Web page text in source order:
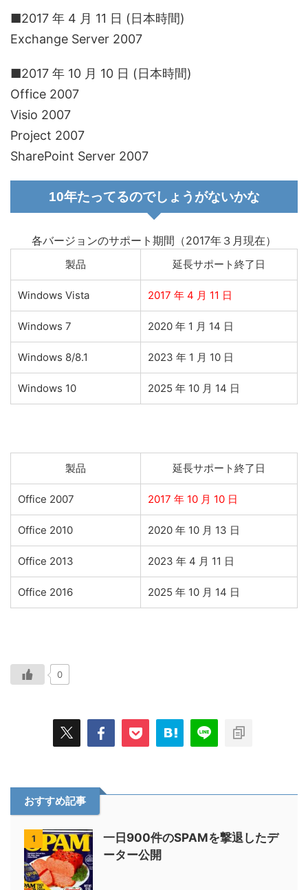
■2017 年 4 月 11 日 (日本時間)
Exchange Server 2007
■2017 年 10 月 10 日 (日本時間)
Office 2007
Visio 2007
Project 2007
SharePoint Server 2007
10年たってるのでしょうがないかな
各バージョンのサポート期間（2017年３月現在）
製品 延長サポート終了日
Windows Vista 2017 年 4 月 11 日
Windows 7 2020 年 1 月 14 日
Windows 8/8.1 2023 年 1 月 10 日
Windows 10 2025 年 10 月 14 日
製品 延長サポート終了日
Office 2007 2017 年 10 月 10 日
Office 2010 2020 年 10 月 13 日
Office 2013 2023 年 4 月 11 日
Office 2016 2025 年 10 月 14 日
0
おすすめ記事
1
一日900件のSPAMを撃退したデ
ーター公開